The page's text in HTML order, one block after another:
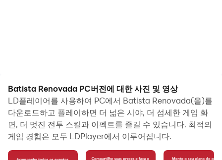
Batista Renovada PC버전에 대한 사진 및 영상
LD플레이어를 사용하여 PC에서 Batista Renovada(을)를
다운로드하고 플레이하면 더 넓은 시야, 더 섬세한 게임 화
면, 더 멋진 전투 스킬과 이펙트를 즐길 수 있습니다. 최적의
게임 경험은 모두 LDPlayer에서 이루어집니다.